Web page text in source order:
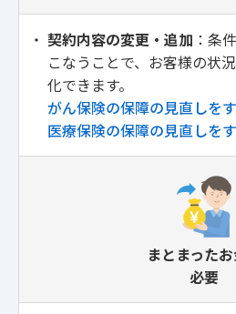
・ 契約内容の変更・追加 ：条
こなうことで、お客様の状
化できます。
がん保険の保障の見直しを
医療保険の保障の見直しを
まとまった
必要